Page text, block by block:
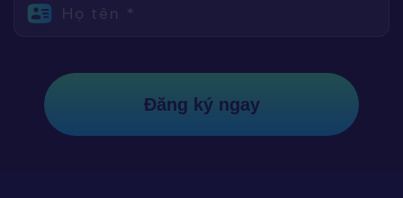
Họ tên *
Đăng ký ngay